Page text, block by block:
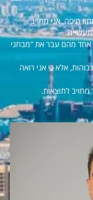
חיפה, אני מחויב
אחד מהם עבר את "מבחני
אלא כי אני רואה
לתוצאות.